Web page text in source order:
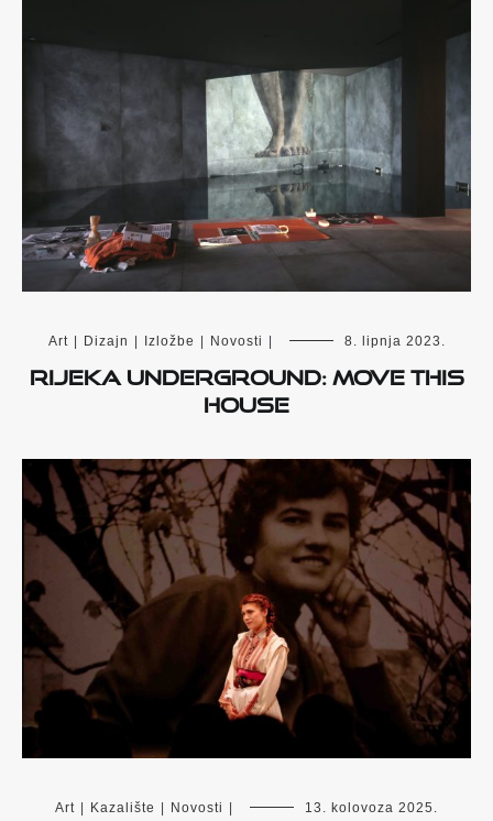
Art | Dizajn | Izložbe | Novosti | 8. lipnja 2023.
Rijeka underground: Move this
House
Art | Kazalište | Novosti | 13. kolovoza 2025.